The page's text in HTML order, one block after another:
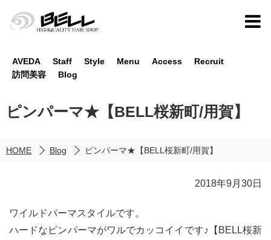
AVEDA Staff Style Menu Access
Recruit
訪問美容
Blog
ピンパーマ★【BELL桜新町/用賀】
HOME Blog ピンパーマ★【BELL桜新町/用賀】
2018年9月30日
ワイルドパーマスタイルです。
ハードなピンパーマがワルでカッコイイです♪【BELL桜新